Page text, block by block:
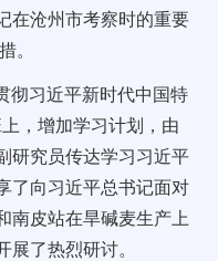
在沧州市考察时的重要
。
彻习近平新时代中国特
，增加学习计划，由
研究员传达学习习近平
了向习近平总书记面对
南皮站在旱碱麦生产上
展了热烈研讨。